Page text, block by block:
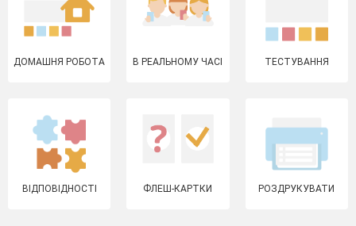
ДОМАШНЯ РОБОТА В РЕАЛЬНОМУ ЧАСІ ТЕСТУВАННЯ
ВІДПОВІДНОСТІ ФЛЕШ-КАРТКИ РОЗДРУКУВАТИ